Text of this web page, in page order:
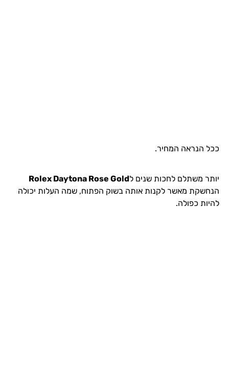
ככל הנראה המחיר.
יותר משתלם לחכות שנים לRolex Daytona Rose Gold
הנחשקת מאשר לקנות אותה בשוק הפתוח, שמה העלות יכולה
להיות כפולה.